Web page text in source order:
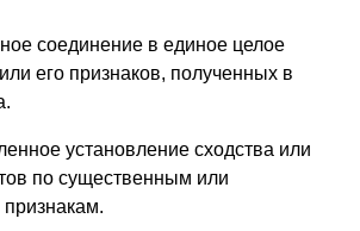
соединение в единое целое
его признаков, полученных в
установление сходства или
по существенным или